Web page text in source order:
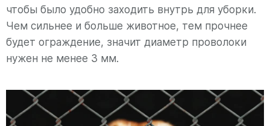
чтобы было удобно заходить внутрь для уборки.
Чем сильнее и больше животное, тем прочнее
будет ограждение, значит диаметр проволоки
нужен не менее 3 мм.